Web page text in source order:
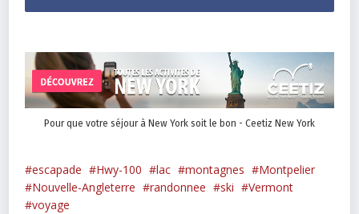
Pour que votre séjour à New York soit le bon - Ceetiz New York
escapade Hwy-100 lac montagnes
Montpelier
Nouvelle-Angleterre
randonnee ski
Vermont
voyage